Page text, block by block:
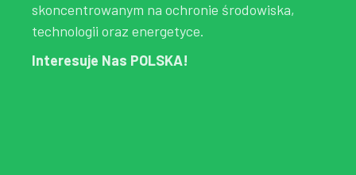
skoncentrowanym na ochronie środowiska,
technologii oraz energetyce.
Interesuje Nas POLSKA!